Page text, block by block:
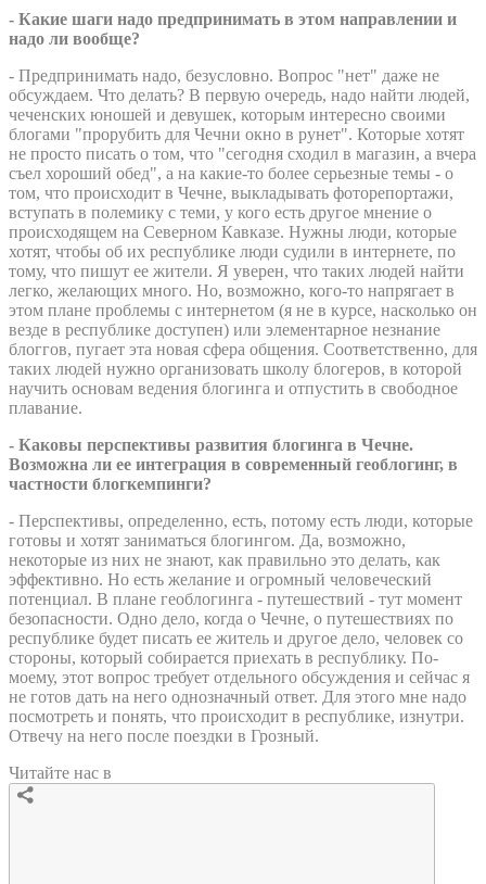
- Какие шаги надо предпринимать в этом направлении и
надо ли вообще?
- Предпринимать надо, безусловно. Вопрос "нет" даже не
обсуждаем. Что делать? В первую очередь, надо найти людей,
чеченских юношей и девушек, которым интересно своими
блогами "прорубить для Чечни окно в рунет". Которые хотят
не просто писать о том, что "сегодня сходил в магазин, а вчера
съел хороший обед", а на какие-то более серьезные темы - о
том, что происходит в Чечне, выкладывать фоторепортажи,
вступать в полемику с теми, у кого есть другое мнение о
происходящем на Северном Кавказе. Нужны люди, которые
хотят, чтобы об их республике люди судили в интернете, по
тому, что пишут ее жители. Я уверен, что таких людей найти
легко, желающих много. Но, возможно, кого-то напрягает в
этом плане проблемы с интернетом (я не в курсе, насколько он
везде в республике доступен) или элементарное незнание
блоггов, пугает эта новая сфера общения. Соответственно, для
таких людей нужно организовать школу блогеров, в которой
научить основам ведения блогинга и отпустить в свободное
плавание.
- Каковы перспективы развития блогинга в Чечне.
Возможна ли ее интеграция в современный геоблогинг, в
частности блогкемпинги?
- Перспективы, определенно, есть, потому есть люди, которые
готовы и хотят заниматься блогингом. Да, возможно,
некоторые из них не знают, как правильно это делать, как
эффективно. Но есть желание и огромный человеческий
потенциал. В плане геоблогинга - путешествий - тут момент
безопасности. Одно дело, когда о Чечне, о путешествиях по
республике будет писать ее житель и другое дело, человек со
стороны, который собирается приехать в республику. По-
моему, этот вопрос требует отдельного обсуждения и сейчас я
не готов дать на него однозначный ответ. Для этого мне надо
посмотреть и понять, что происходит в республике, изнутри.
Отвечу на него после поездки в Грозный.
Читайте нас в